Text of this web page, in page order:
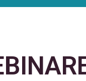
plugin: wplink